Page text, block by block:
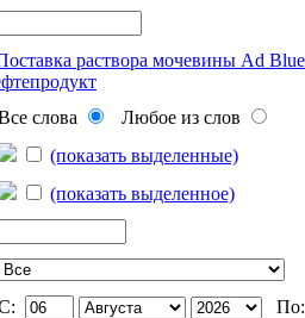
раствора мочевины Ad
слова
Любое из слов
(показать выделенные)
(показать выделенное)